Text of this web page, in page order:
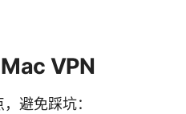
VPN
避免踩坑：